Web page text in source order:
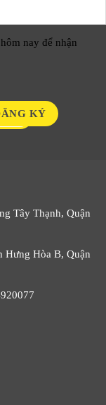
nay để nhận
Tây Thạnh, Quận
Hưng Hòa B, Quận